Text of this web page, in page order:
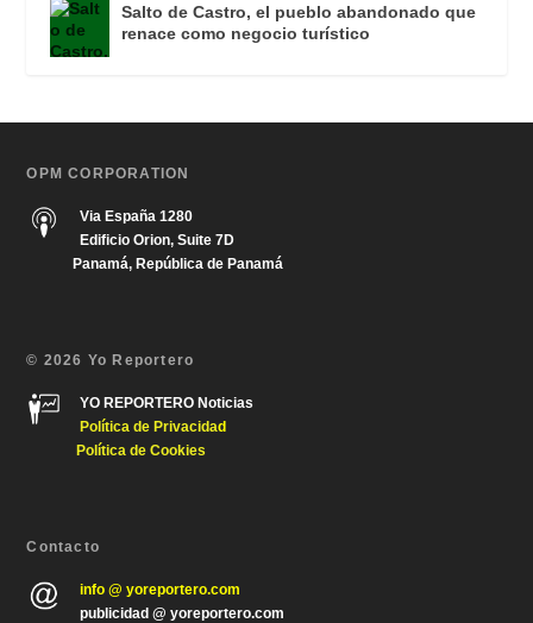
Salto de Castro, el pueblo abandonado que
renace como negocio turístico
OPM CORPORATION
Via España 1280
Edificio Orion, Suite 7D
Panamá, República de Panamá
© 2026 Yo Reportero
YO REPORTERO Noticias
Política de Privacidad
Política de Cookies
Contacto
info @ yoreportero.com
publicidad @ yoreportero.com